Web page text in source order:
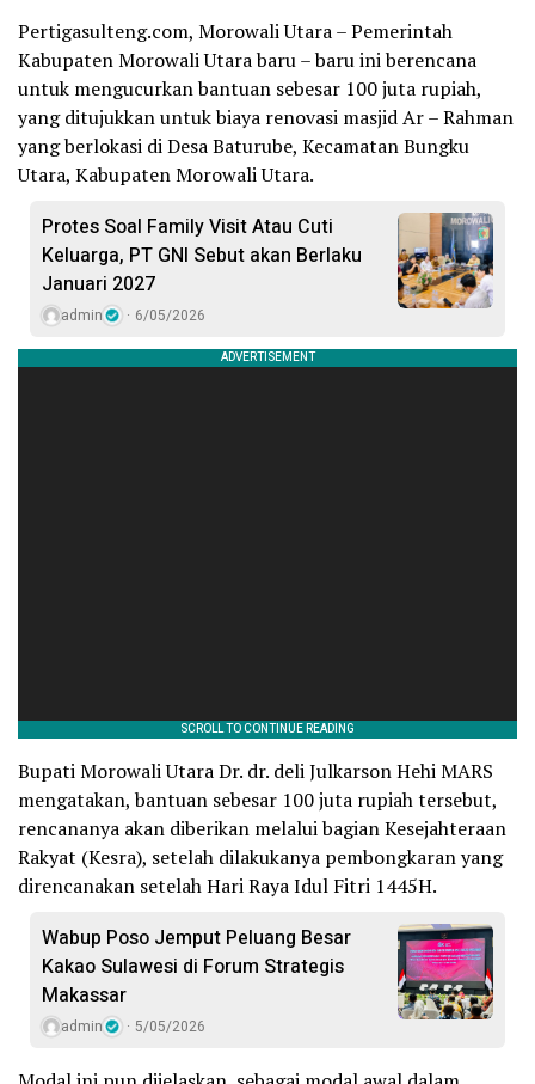
Pertigasulteng.com, Morowali Utara – Pemerintah
Kabupaten Morowali Utara baru – baru ini berencana
untuk mengucurkan bantuan sebesar 100 juta rupiah,
yang ditujukkan untuk biaya renovasi masjid Ar – Rahman
yang berlokasi di Desa Baturube, Kecamatan Bungku
Utara, Kabupaten Morowali Utara.
Protes Soal Family Visit Atau Cuti
Keluarga, PT GNI Sebut akan Berlaku
Januari 2027
admin 6/05/2026
Bupati Morowali Utara Dr. dr. deli Julkarson Hehi MARS
mengatakan, bantuan sebesar 100 juta rupiah tersebut,
rencananya akan diberikan melalui bagian Kesejahteraan
Rakyat (Kesra), setelah dilakukanya pembongkaran yang
direncanakan setelah Hari Raya Idul Fitri 1445H.
Wabup Poso Jemput Peluang Besar
Kakao Sulawesi di Forum Strategis
Makassar
admin 5/05/2026